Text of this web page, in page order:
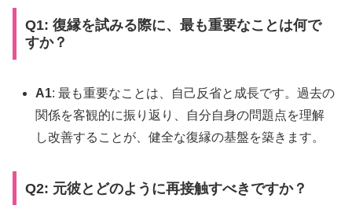
Q1: 復縁を試みる際に、最も重要なことは何で
すか？
A1: 最も重要なことは、自己反省と成長です。過去の
関係を客観的に振り返り、自分自身の問題点を理解
し改善することが、健全な復縁の基盤を築きます。
Q2: 元彼とどのように再接触すべきですか？